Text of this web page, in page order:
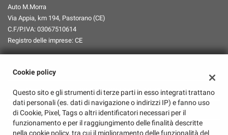
Auto M.Morra
Via Appia, km 194, Pastorano (CE)
C.F/P.IVA: 03067510614
Registro delle imprese: CE
Orari Apertura
Lun-Ven: 08:00-13:00 / 14:30-18:45
Sabato: 08:00-13:00/Chiuso
Domenica: Chiuso
Cookie policy
Questo sito e gli strumenti di terze parti in esso integrati trattano
dati personali (es. dati di navigazione o indirizzi IP) e fanno uso
di Cookie, Pixel, Tags o altri identificatori necessari per il
funzionamento e per il raggiungimento delle finalità descritte
nella cookie policy, tra cui il miglioramento delle funzionalità del